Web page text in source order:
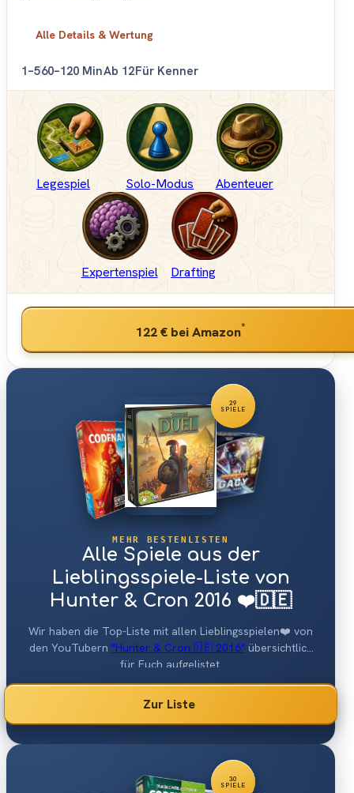
Alle Details & Wertung
1–560–120 MinAb 12Für Kenner
Legespiel Solo-Modus Abenteuer
Expertenspiel Drafting
122 €bei Amazon*
29
SPIELE
MEHR BESTENLISTEN
Alle Spiele aus der
Lieblingsspiele-Liste von
Hunter & Cron 2016 ❤️🇩🇪
Wir haben die Top-Liste mit allen Lieblingsspielen❤️ von
den YouTubern "Hunter & Cron🇩🇪 2016" übersichtlich
für Euch aufgelistet.
Zur Liste
30
SPIELE